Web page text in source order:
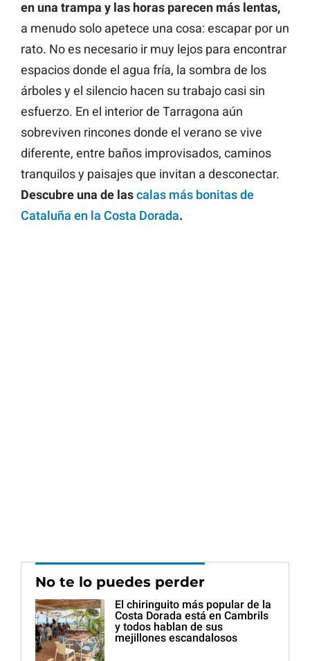
en una trampa y las horas parecen más lentas,
a menudo solo apetece una cosa: escapar por un
rato. No es necesario ir muy lejos para encontrar
espacios donde el agua fría, la sombra de los
árboles y el silencio hacen su trabajo casi sin
esfuerzo. En el interior de Tarragona aún
sobreviven rincones donde el verano se vive
diferente, entre baños improvisados, caminos
tranquilos y paisajes que invitan a desconectar.
Descubre una de lascalas más bonitas de
Cataluña en la Costa Dorada.
No te lo puedes perder
El chiringuito más popular de la
Costa Dorada está en Cambrils
y todos hablan de sus
mejillones escandalosos